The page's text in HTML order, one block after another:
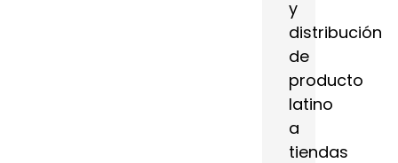
y
distribución
de
producto
latino
a
tiendas